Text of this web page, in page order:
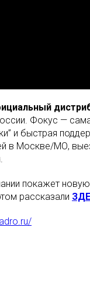
Фокус —
и быстрая
в Москве/МО,
покажет
рассказали